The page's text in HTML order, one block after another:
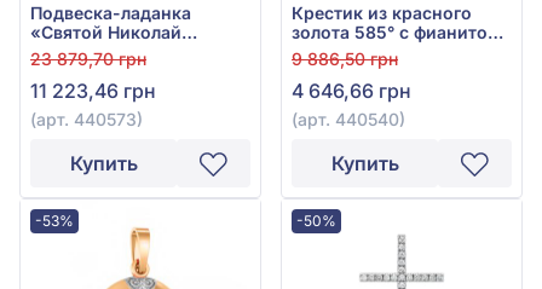
Подвеска-ладанка
«Святой Николай
Чудотворец» из красно-
белого золота 585° с
куб.окс.циркония, арт.
440573
23 879,70 грн
11 223,46 грн
(арт. 440573)
Купить
Крестик из красного
золота 585° с фианитом,
арт. 440540
9 886,50 грн
4 646,66 грн
(арт. 440540)
Купить
-53% -50%